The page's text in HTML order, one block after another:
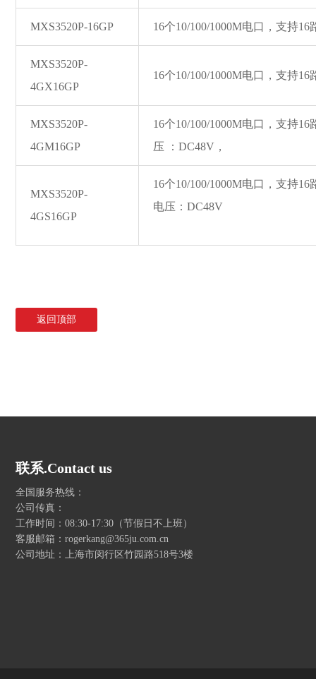
MXS3520P-16GP 16个10/100/1000M电口，支持
MXS3520P-
4GX16GP
16个10/100/1000M电口，支持
MXS3520P-
4GM16GP
16个10/100/1000M电口，支持
压 ：DC48V，
MXS3520P-
4GS16GP
16个10/100/1000M电口，支持
电压：DC48V
返回顶部
联系.Contact us
全国服务热线：
公司传真：
工作时间：08:30-17:30（节假日不上班）
客服邮箱：rogerkang@365ju.com.cn
公司地址：上海市闵行区竹园路518号3楼